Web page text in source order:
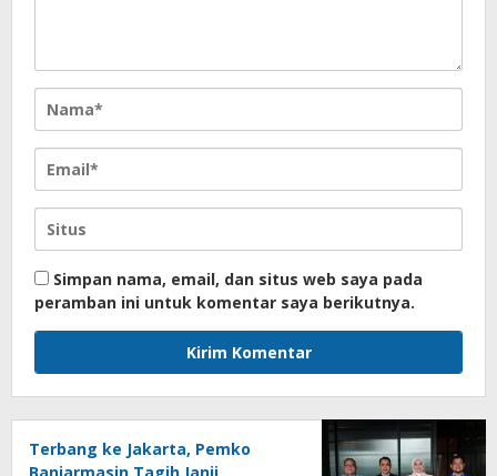
Simpan nama, email, dan situs web saya pada
peramban ini untuk komentar saya berikutnya.
Terbang ke Jakarta, Pemko